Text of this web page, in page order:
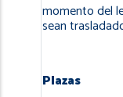
momento del
sean
Plazas